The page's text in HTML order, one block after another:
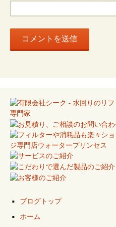
ブログトップ
ホーム